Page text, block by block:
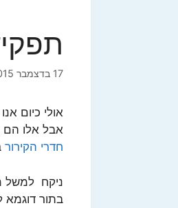
17 בדצמבר 2015
אולי כיום
אבל אלו הם
חדרי הקירור
ניקח למשל
בתור דוגמא